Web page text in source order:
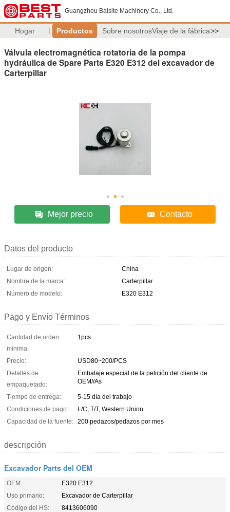
Guangzhou Baisite Machinery Co., Ltd.
Hogar Productos Sobre nosotrosViaje de la fábrica>>
Válvula electromagnética rotatoria de la pompa
hydráulica de Spare Parts E320 E312 del excavador de
Carterpillar
Mejor precio Contacto
Datos del producto
Lugar de origen:
China
Nombre de la marca:
Carterpillar
Número de modelo:
E320 E312
Pago y Envío Términos
Cantidad de orden
mínima:
1pcs
Precio:
USD80~200/PCS
Detalles de
empaquetado:
Embalaje especial de la petición del cliente de
OEM//As
Tiempo de entrega:
5-15 día del trabajo
Condiciones de pago:
L/C, T/T, Western Union
Capacidad de la fuente: 200 pedazos/pedazos por mes
descripción
Excavador Parts del OEM
OEM:
E320 E312
Uso primario:
Excavador de Carterpillar
Código del HS:
8413606090